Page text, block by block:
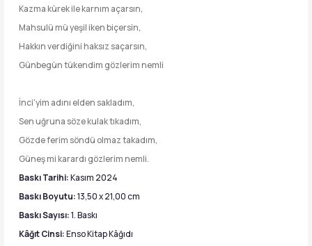
Kazma kürek ile karnım açarsın,
Mahsulü mü yeşil iken biçersin,
Hakkın verdiğini haksız saçarsın,
Günbegün tükendim gözlerim nemli
İnci'yim adını elden sakladım,
Sen uğruna söze kulak tıkadım,
Gözde ferim söndü olmaz takadım,
Güneş mi karardı gözlerim nemli.
Baskı Tarihi:Kasım 2024
Baskı Boyutu:13,50 x 21,00 cm
Baskı Sayısı:1. Baskı
Kâğıt Cinsi:Enso Kitap Kâğıdı